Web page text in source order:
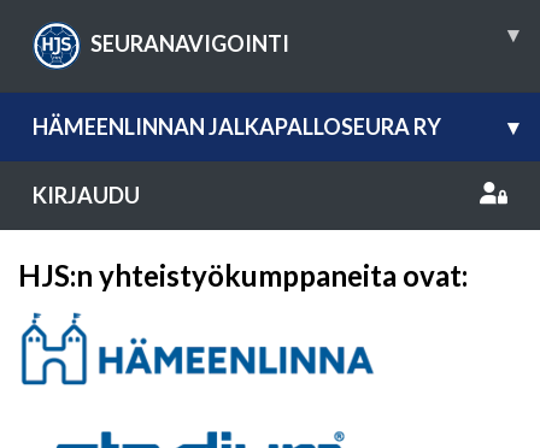
SEURANAVIGOINTI ▾
HÄMEENLINNAN JALKAPALLOSEURA RY ▾
KIRJAUDU
HJS:n yhteistyökumppaneita ovat: